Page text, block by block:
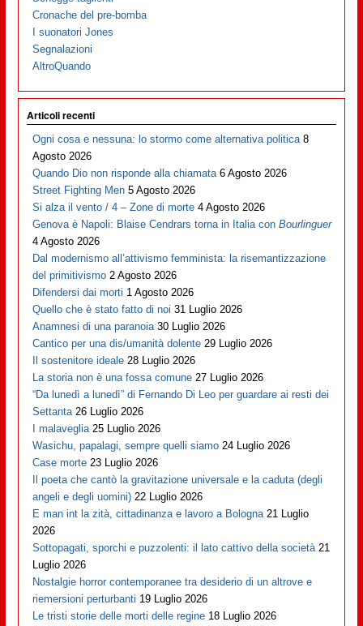
Cronache del pre-bomba
I suonatori Jones
Segnalazioni
AltroQuando
Articoli recenti
Ogni cosa e nessuna: lo stormo come alternativa politica 8
Agosto 2026
Quando Dio non risponde alla chiamata 6 Agosto 2026
Street Fighting Men 5 Agosto 2026
Si alza il vento / 4 – Zone di morte 4 Agosto 2026
Genova è Napoli: Blaise Cendrars torna in Italia conBourlinguer
4 Agosto 2026
Dal modernismo all’attivismo femminista: la risemantizzazione
del primitivismo 2 Agosto 2026
Difendersi dai morti 1 Agosto 2026
Quello che è stato fatto di noi 31 Luglio 2026
Anamnesi di una paranoia 30 Luglio 2026
Cantico per una dis/umanità dolente 29 Luglio 2026
Il sostenitore ideale 28 Luglio 2026
La storia non è una fossa comune 27 Luglio 2026
“Da lunedì a lunedì” di Fernando Di Leo per guardare ai resti dei
Settanta 26 Luglio 2026
I malaveglia 25 Luglio 2026
Wasichu, papalagi, sempre quelli siamo 24 Luglio 2026
Case morte 23 Luglio 2026
Il poeta che cantò la gravitazione universale e la caduta (degli
angeli e degli uomini) 22 Luglio 2026
E man int la zità, cittadinanza e lavoro a Bologna 21 Luglio
2026
Sottopagati, sporchi e puzzolenti: il lato cattivo della società 21
Luglio 2026
Nostalgie horror contemporanee tra desiderio di un altrove e
riemersioni perturbanti 19 Luglio 2026
Le tristi storie delle morti delle regine 18 Luglio 2026